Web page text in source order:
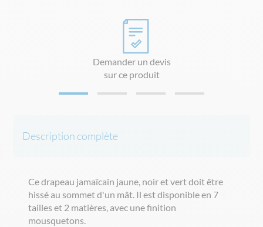
Demander un devis
sur ce produit
Description complète
Ce drapeau jamaïcain jaune, noir et vert doit être
hissé au sommet d'un mât. Il est disponible en 7
tailles et 2 matières, avec une finition
mousquetons.